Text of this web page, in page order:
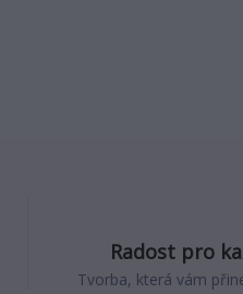
Radost pro
Tvorba, která vám